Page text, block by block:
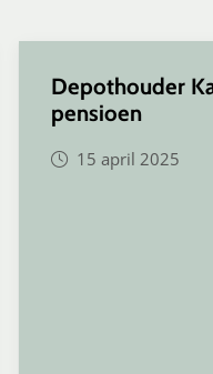
Depothouder
pensioen
15 april 2025